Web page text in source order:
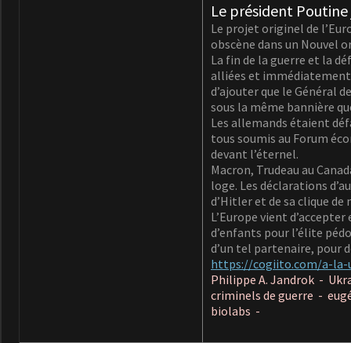
Le président Poutine
Le projet originel de
obscène dans un Nouvel
La fin de la guerre et la
alliées et immédiatement
d’ajouter que le Général
sous la même bannière
Les allemands étaient
tous soumis au Forum
devant l’éternel.
Macron, Trudeau au
loge. Les déclarations
d’Hitler et de sa clique de
L’Europe vient
d’enfants pour l’élite
d’un tel partenaire, pour
https://cogiito.com/a-la-
Philippe A. Jandrok -
criminels de guerre -
biolabs -